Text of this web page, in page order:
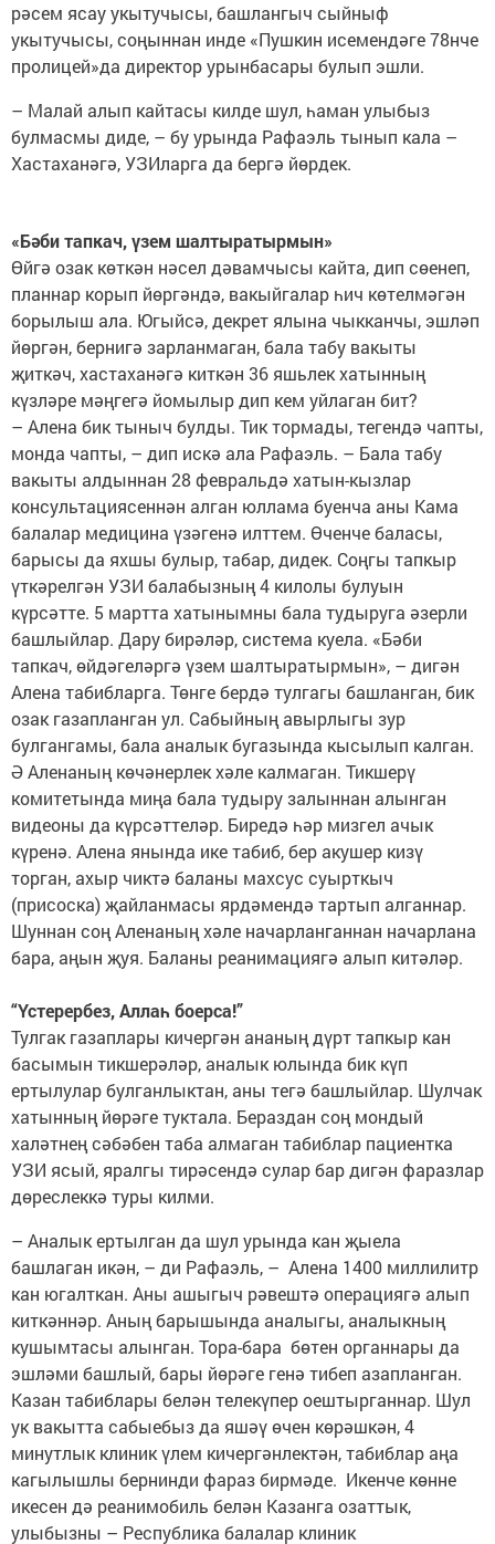
рәсем ясау укытучысы, башлангыч сыйныф
укытучысы, соңыннан инде «Пушкин исемендәге 78нче
пролицей»да директор урынбасары булып эшли.
– Малай алып кайтасы килде шул, һаман улыбыз
булмасмы диде, – бу урында Рафаэль тынып кала –
Хастаханәгә, УЗИларга да бергә йөрдек.
«Бәби тапкач, үзем шалтыратырмын»
Өйгә озак көткән нәсел дәвамчысы кайта, дип сөенеп,
планнар корып йөргәндә, вакыйгалар һич көтелмәгән
борылыш ала. Югыйсә, декрет ялына чыкканчы, эшләп
йөргән, бернигә зарланмаган, бала табу вакыты
җиткәч, хастаханәгә киткән 36 яшьлек хатынның
күзләре мәңгегә йомылыр дип кем уйлаган бит?
– Алена бик тыныч булды. Тик тормады, тегендә чапты,
монда чапты, – дип искә ала Рафаэль. – Бала табу
вакыты алдыннан 28 февральдә хатын-кызлар
консультациясеннән алган юллама буенча аны Кама
балалар медицина үзәгенә илттем. Өченче баласы,
барысы да яхшы булыр, табар, дидек. Соңгы тапкыр
үткәрелгән УЗИ балабызның 4 килолы булуын
күрсәтте. 5 мартта хатынымны бала тудыруга әзерли
башлыйлар. Дару бирәләр, система куела. «Бәби
тапкач, өйдәгеләргә үзем шалтыратырмын», – дигән
Алена табибларга. Төнге бердә тулгагы башланган, бик
озак газапланган ул. Сабыйның авырлыгы зур
булгангамы, бала аналык бугазында кысылып калган.
Ә Аленаның көчәнерлек хәле калмаган. Тикшерү
комитетында миңа бала тудыру залыннан алынган
видеоны да күрсәттеләр. Биредә һәр мизгел ачык
күренә. Алена янында ике табиб, бер акушер кизү
торган, ахыр чиктә баланы махсус суырткыч
(присоска) җайланмасы ярдәмендә тартып алганнар.
Шуннан соң Аленаның хәле начарланганнан начарлана
бара, аңын җуя. Баланы реанимациягә алып китәләр.
“Үстерербез, Аллаһ боерса!”
Тулгак газаплары кичергән ананың дүрт тапкыр кан
басымын тикшерәләр, аналык юлында бик күп
ертылулар булганлыктан, аны тегә башлыйлар. Шулчак
хатынның йөрәге туктала. Бераздан соң мондый
халәтнең сәбәбен таба алмаган табиблар пациентка
УЗИ ясый, яралгы тирәсендә сулар бар дигән фаразлар
дөреслеккә туры килми.
– Аналык ертылган да шул урында кан җыела
башлаган икән, – ди Рафаэль, – Алена 1400 миллилитр
кан югалткан. Аны ашыгыч рәвештә операциягә алып
киткәннәр. Аның барышында аналыгы, аналыкның
кушымтасы алынган. Тора-бара бөтен органнары да
эшләми башлый, бары йөрәге генә тибеп азапланган.
Казан табиблары белән телекүпер оештырганнар. Шул
ук вакытта сабыебыз да яшәү өчен көрәшкән, 4
минутлык клиник үлем кичергәнлектән, табиблар аңа
кагылышлы бернинди фараз бирмәде. Икенче көнне
икесен дә реанимобиль белән Казанга озаттык,
улыбызны – Республика балалар клиник